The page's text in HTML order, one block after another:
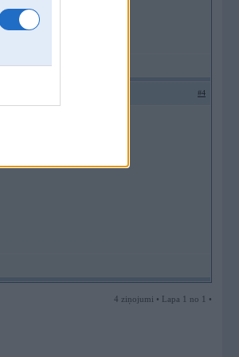
#4
4 ziņojumi • Lapa 1 no 1 •